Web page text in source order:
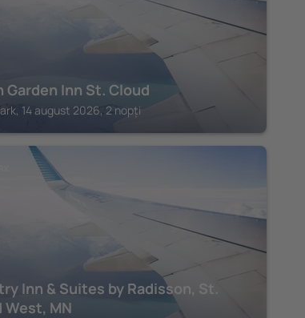
Garden Inn St. Cloud
14 august 2026, 2 nopți
Inn & Suites by Radisson, St.
West, MN